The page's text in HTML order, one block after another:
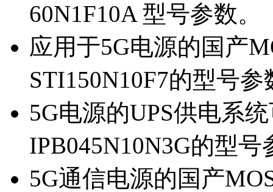
60N1F10A 型号参数。
应用于5G电源的国产
STI150N10F7的型号参
5G电源的UPS供电系
IPB045N10N3G的型号
5G通信电源的国产